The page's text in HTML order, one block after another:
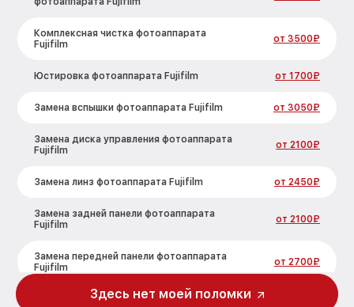
Комплексная чистка фотоаппарата
Fujifilm
от 3500₽
Юстировка фотоаппарата Fujifilm от 1700₽
Замена вспышки фотоаппарата Fujifilm от 3050₽
Замена диска управления фотоаппарата
Fujifilm
от 2100₽
Замена линз фотоаппарата Fujifilm от 2450₽
Замена задней панели фотоаппарата
Fujifilm
от 2100₽
Замена передней панели фотоаппарата
Fujifilm
от 2700₽
Замена устройства стабилизации
Здесь нет моей поломки